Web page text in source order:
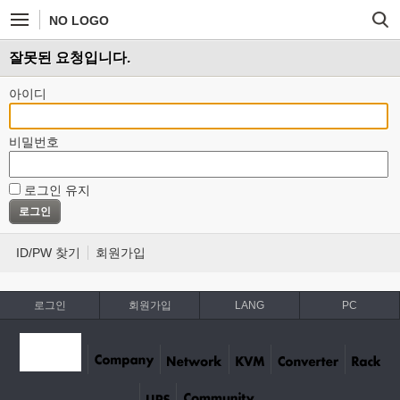
NO LOGO
잘못된 요청입니다.
아이디
비밀번호
로그인 유지
ID/PW 찾기 회원가입
로그인 회원가입 LANG PC